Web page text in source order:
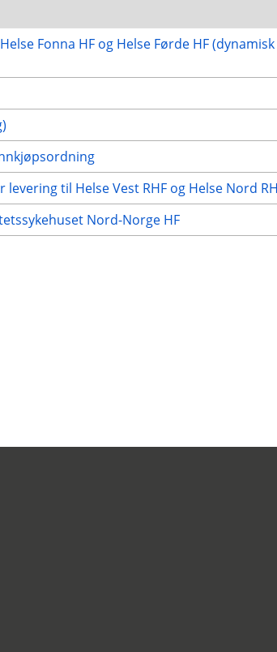
Fonna HF og Helse Førde HF
til Helse Vest RHF og Helse Nord
Nord-Norge HF